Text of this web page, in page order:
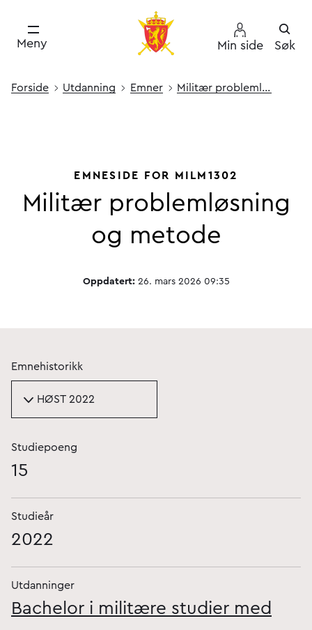
Meny Min side Søk
Forside Utdanning Emner Militær problemløsning og metode
EMNESIDE FOR MILM1302
Militær problemløsning
og metode
Oppdatert:26. mars 2026 09:35
Emnehistorikk
HØST 2022
Studiepoeng
15
Studieår
2022
Utdanninger
Bachelor i militære studier med